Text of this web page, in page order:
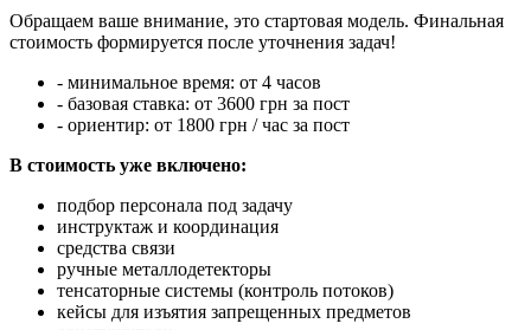
Обращаем ваше внимание, это стартовая модель. Финальная
стоимость формируется после уточнения задач!
- минимальное время: от 4 часов
- базовая ставка: от 3600 грн за пост
- ориентир: от 1800 грн / час за пост
В стоимость уже включено:
подбор персонала под задачу
инструктаж и координация
средства связи
ручные металлодетекторы
тенсаторные системы (контроль потоков)
кейсы для изъятия запрещенных предметов